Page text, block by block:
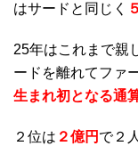
はサードと同じく
25年はこれまで親
ードを離れてファ
生まれ初となる通
２位は ２億円 で２